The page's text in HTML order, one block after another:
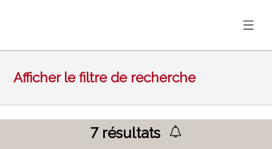
Afficher le filtre de recherche
7résultats